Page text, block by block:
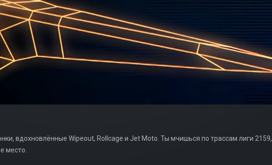
вдохновлённые Wipeout, Rollcage и Jet Moto. Ты мчишься по трассам лиги 2159,
место.